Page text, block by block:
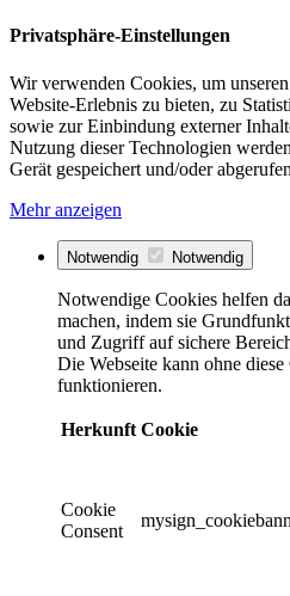
Privatsphäre-Einstellungen
Wir verwenden Cookies, um
Website-Erlebnis zu bieten, zu
sowie zur Einbindung externer
Nutzung dieser Technologien
Gerät gespeichert und/oder
Mehr anzeigen
Notwendig Notwendig
Notwendige Cookies helfen
machen, indem sie
und Zugriff auf sichere
Die Webseite kann ohne
funktionieren.
Herkunft Cookie
Cookie
Consent